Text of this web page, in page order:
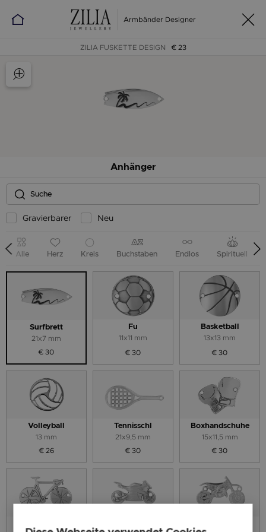
Armbänder Designer
ZILIA FUSKETTE DESIGN € 23
Anhänger
Gravierbarer Neu
Alle Herz Kreis Buchstaben Endlos Spirituell
Surfbrett
21x7 mm
€ 30
Fu
11x11 mm
€ 30
Basketball
13x13 mm
€ 30
Volleyball
13 mm
€ 26
Tennisschl
21x9,5 mm
€ 30
Boxhandschuhe
15x11,5 mm
€ 30